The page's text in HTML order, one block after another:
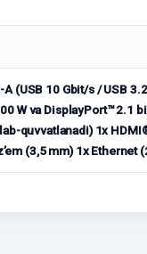
(USB 10 Gbit/s / USB
W va DisplayPort™ 2.1
quvvatlanadi) 1x
(3,5 mm) 1x Ethernet